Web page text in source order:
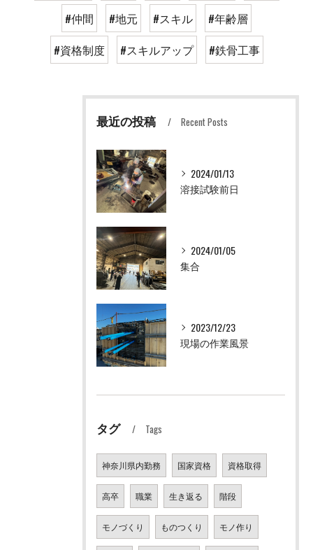
#仲間 #地元 #スキル
#年齢層
#資格制度
#スキルアップ #鉄骨工事
最近の投稿 Recent Posts
2024/01/13
溶接試験前日
2024/01/05
集合
2023/12/23
現場の作業風景
タグ Tags
神奈川県内勤務 国家資格 資格取得
高卒 職業 生き返る 階段
モノづくり ものつくり モノ作り